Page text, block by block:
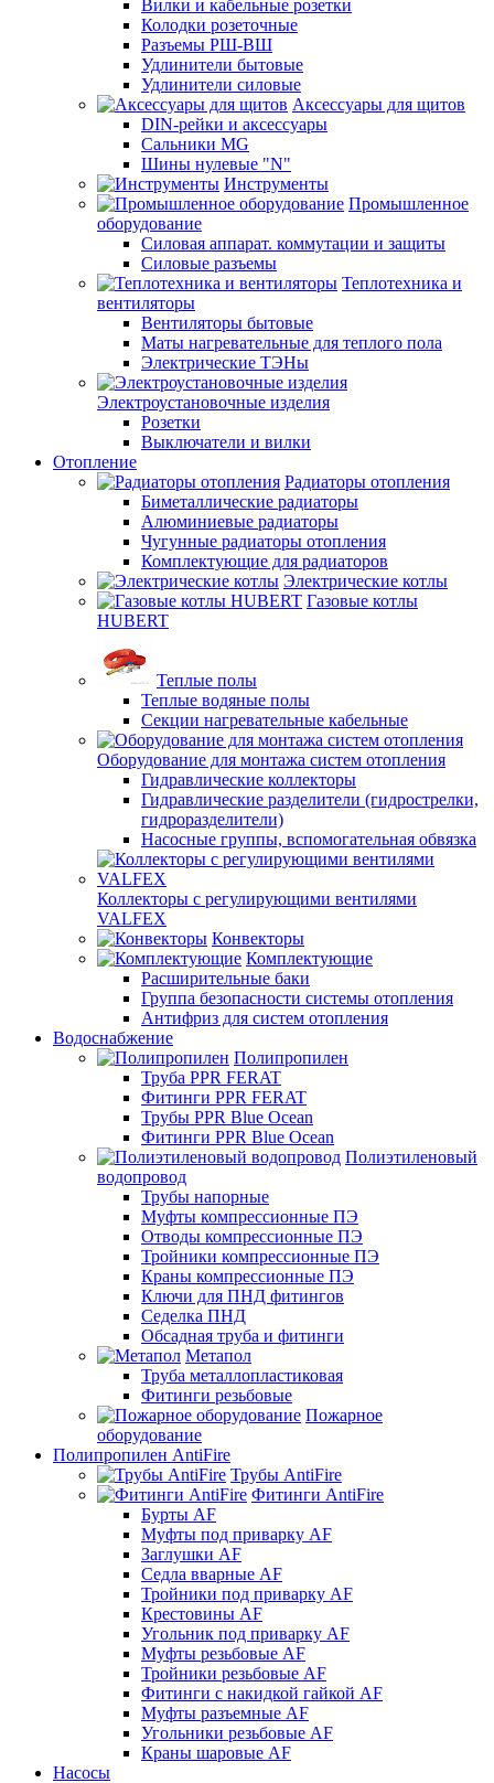
Вилки и кабельные розетки
Колодки розеточные
Разъемы РШ-ВШ
Удлинители бытовые
Удлинители силовые
Аксессуары для щитов
DIN-рейки и аксессуары
Сальники MG
Шины нулевые "N"
Инструменты
Промышленное
оборудование
Силовая аппарат. коммутации и защиты
Силовые разъемы
Теплотехника и
вентиляторы
Вентиляторы бытовые
Маты нагревательные для теплого пола
Электрические ТЭНы
Электроустановочные изделия
Розетки
Выключатели и вилки
Отопление
Радиаторы отопления
Биметаллические радиаторы
Алюминиевые радиаторы
Чугунные радиаторы отопления
Комплектующие для радиаторов
Электрические котлы
Газовые котлы
HUBERT
Теплые полы
Теплые водяные полы
Секции нагревательные кабельные
Оборудование для монтажа систем отопления
Гидравлические коллекторы
Гидравлические разделители (гидрострелки,
гидроразделители)
Насосные группы, вспомогательная обвязка
Коллекторы с регулирующими вентилями
VALFEX
Конвекторы
Комплектующие
Расширительные баки
Группа безопасности системы отопления
Антифриз для систем отопления
Водоснабжение
Полипропилен
Труба PPR FERAT
Фитинги PPR FERAT
Трубы PPR Blue Ocean
Фитинги PPR Blue Ocean
Полиэтиленовый
водопровод
Трубы напорные
Муфты компрессионные ПЭ
Отводы компрессионные ПЭ
Тройники компрессионные ПЭ
Краны компрессионные ПЭ
Ключи для ПНД фитингов
Седелка ПНД
Обсадная труба и фитинги
Метапол
Труба металлопластиковая
Фитинги резьбовые
Пожарное
оборудование
Полипропилен AntiFire
Трубы AntiFire
Фитинги AntiFire
Бурты AF
Муфты под приварку AF
Заглушки AF
Седла вварные AF
Тройники под приварку AF
Крестовины AF
Угольник под приварку AF
Муфты резьбовые AF
Тройники резьбовые AF
Фитинги с накидкой гайкой AF
Муфты разъемные AF
Угольники резьбовые AF
Краны шаровые AF
Насосы